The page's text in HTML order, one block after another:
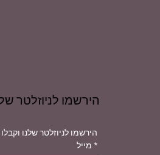
הירשמו לניוזלטר שלנו וקבלו 10% הנחה לקנייה
* מייל
הירשמו לניוזלטר